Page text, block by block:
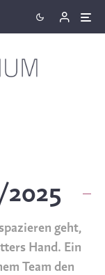
2025
geht,
Hand. Ein
Team den